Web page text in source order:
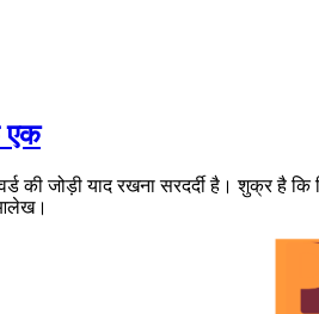
एक
जोड़ी याद रखना सरदर्दी है। शुक्र है